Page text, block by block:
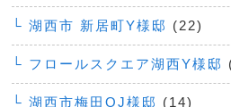
└ 湖西市 新居町Y様邸 (22)
└ フロールスクエア湖西Y様邸
└ 湖西市梅田OJ様邸 (14)